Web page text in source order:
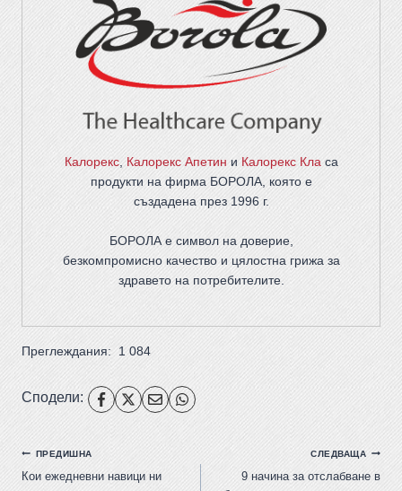
Калорекс, Калорекс Апетин и Калорекс Класа
продукти на фирма БОРОЛА, която е
създадена през 1996 г.
БОРОЛА е символ на доверие,
безкомпромисно качество и цялостна грижа за
здравето на потребителите.
Преглеждания: 1 084
Сподели:
ПРЕДИШНА
Кои ежедневни навици ни
СЛЕДВАЩА
9 начина за отслабване в